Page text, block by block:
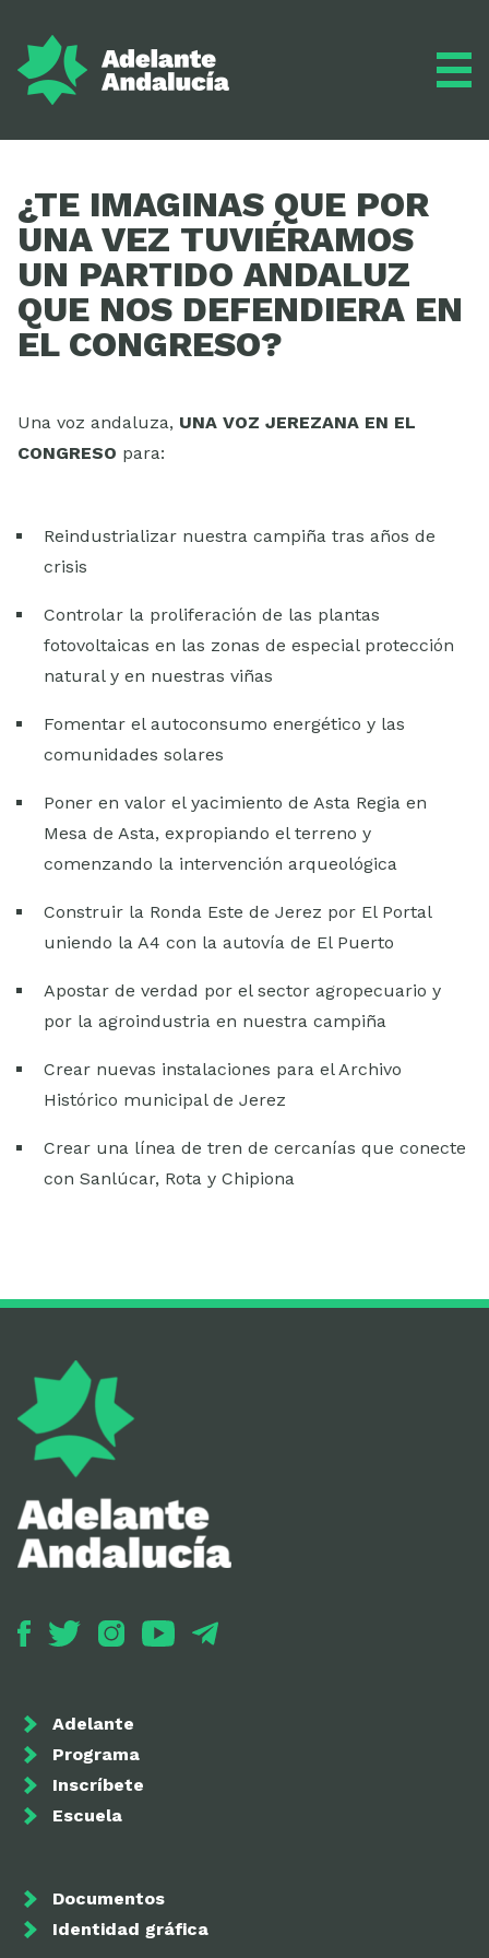
Adelante
Programa
¿TE IMAGINAS QUE POR
UNA VEZ TUVIÉRAMOS
UN PARTIDO ANDALUZ
QUE NOS DEFENDIERA EN
EL CONGRESO?
Una voz andaluza, UNA VOZ JEREZANA EN EL
CONGRESO para:
Reindustrializar nuestra campiña tras años de
crisis
Controlar la proliferación de las plantas
fotovoltaicas en las zonas de especial protección
natural y en nuestras viñas
Fomentar el autoconsumo energético y las
comunidades solares
Poner en valor el yacimiento de Asta Regia en
Mesa de Asta, expropiando el terreno y
comenzando la intervención arqueológica
Construir la Ronda Este de Jerez por El Portal
uniendo la A4 con la autovía de El Puerto
Apostar de verdad por el sector agropecuario y
por la agroindustria en nuestra campiña
Crear nuevas instalaciones para el Archivo
Histórico municipal de Jerez
Crear una línea de tren de cercanías que conecte
con Sanlúcar, Rota y Chipiona
Adelante
Programa
Inscríbete
Escuela
Documentos
Identidad gráfica